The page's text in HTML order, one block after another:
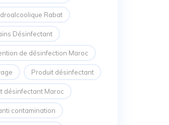
Rabat
Désinfectant
de désinfection Maroc
Produit désinfectant
désinfectant Maroc
contamination